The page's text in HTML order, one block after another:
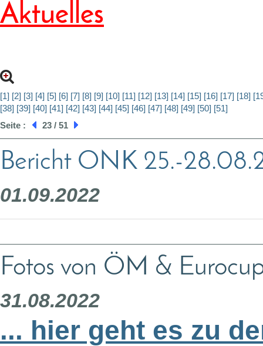
Aktuelles
[1] [2] [3] [4] [5] [6] [7] [8] [9] [10] [11] [12] [13] [14] [15] [16] [17] [18]
[38] [39] [40] [41] [42] [43] [44] [45] [46] [47] [48] [49] [50] [51]
Seite :
23 / 51
Bericht ONK 25.-
01.09.2022
Fotos von ÖM &
31.08.2022
... hier geht es zu